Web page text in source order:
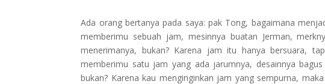
Ada orang bertanya pada saya: pak Tong, bagaimana
memberimu sebuah jam, mesinnya buatan Jerman,
menerimanya, bukan? Karena jam itu hanya bersuara,
memberimu satu jam yang ada jarumnya, desainnya
bukan? Karena kau menginginkan jam yang sempurna,